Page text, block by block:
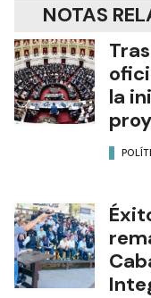
NOTAS
la